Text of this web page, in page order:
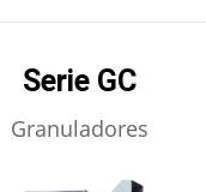
Serie GC
Granuladores